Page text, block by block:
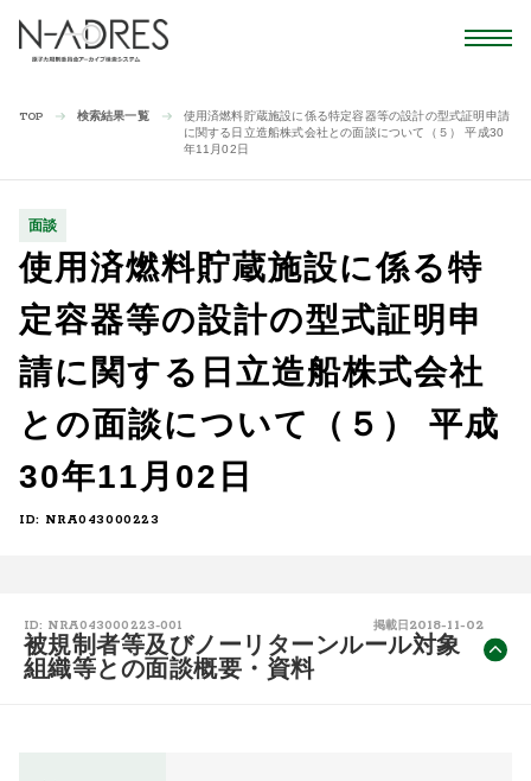
TOP 検索結果一覧
使用済燃料貯蔵施設に係る特定容器等の設計の型式証明申請
に関する日立造船株式会社との面談について（５） 平成30
年11月02日
面談
使用済燃料貯蔵施設に係る特
定容器等の設計の型式証明申
請に関する日立造船株式会社
との面談について（５） 平成
30年11月02日
ID: NRA043000223
ID: NRA043000223-001 掲載日 2018-11-02
被規制者等及びノーリターンルール対象
組織等との面談概要・資料